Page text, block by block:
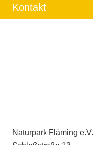
Kontakt
Naturpark Fläming e.V.